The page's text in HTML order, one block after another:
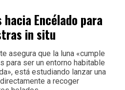
Encélado para
in situ
asegura que la luna «cumple
para ser un entorno habitable
está estudiando lanzar una
a recoger